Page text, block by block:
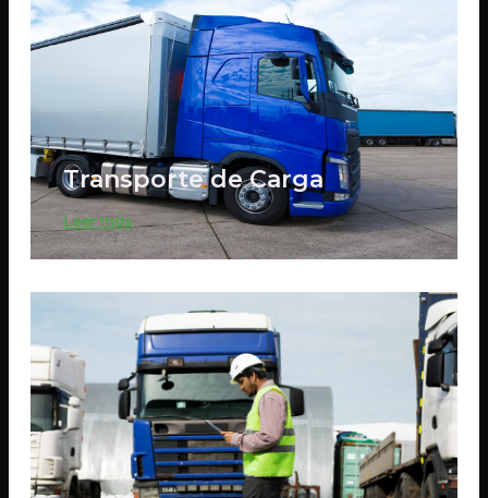
Transporte de Carga
Leer más